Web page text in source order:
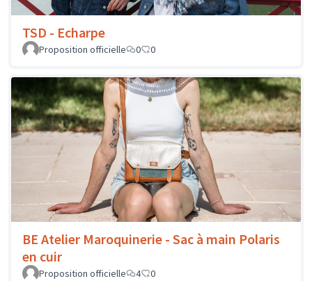
TSD - Echarpe
Proposition officielle 0 0
BE Atelier Maroquinerie - Sac à main Polaris
en cuir
Proposition officielle 4 0